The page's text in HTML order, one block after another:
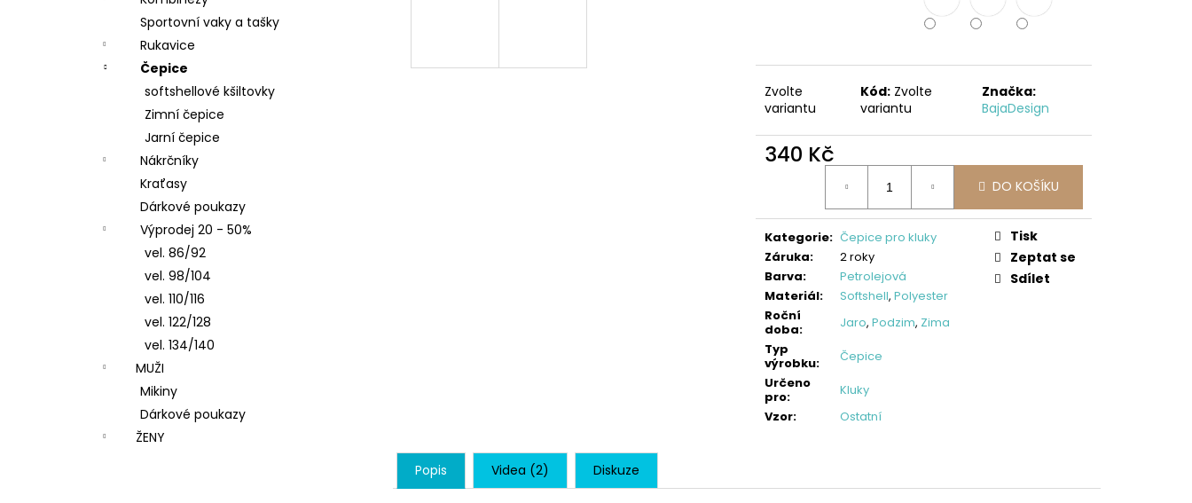
Sportovní vaky a tašky
Rukavice
Čepice
softshellové kšiltovky
Zimní čepice
Jarní čepice
Nákrčníky
Kraťasy
Dárkové poukazy
Výprodej 20 - 50%
vel. 86/92
vel. 98/104
vel. 110/116
vel. 122/128
vel. 134/140
MUŽI
Mikiny
Dárkové poukazy
ŽENY
Zvolte
variantu
Kód: Zvolte
variantu
Značka:
BajaDesign
340 Kč
DO KOŠÍKU
Kategorie: Čepice pro kluky
Záruka:
2 roky
Barva:
Petrolejová
Materiál: Softshell, Polyester
Roční
doba: Jaro, Podzim, Zima
Typ
výrobku:
Čepice
Určeno
pro:
Kluky
Vzor: Ostatní
Tisk
Zeptat se
Sdílet
Popis Videa (2) Diskuze
ČEPICE S OHRNUTÝM LEMEM, KOŇAK
290 Kč